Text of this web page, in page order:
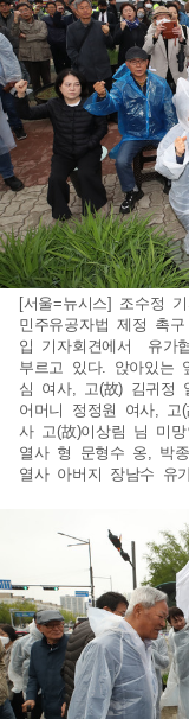
[서울=뉴시스] 조수정
민주유공자법 제정 촉
입 기자회견에서 유가
부르고 있다. 앉아있는
심 여사, 고(故) 김귀정
어머니 정정원 여사, 고
사 고(故)이상림 님 미
열사 형 문형수 옹, 박
열사 아버지 장남수 유